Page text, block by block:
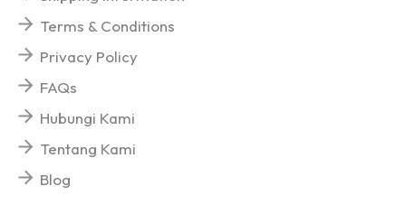
Terms & Conditions
Privacy Policy
FAQs
Hubungi Kami
Tentang Kami
Blog